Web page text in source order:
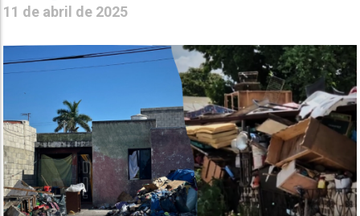
11 de abril de 2025